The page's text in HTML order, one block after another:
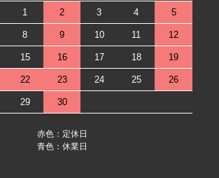
1
2 3 4 5
8 9 10 11 12
15 16 17 18 19
22 23 24 25 26
29 30
赤色：定休日
青色：休業日